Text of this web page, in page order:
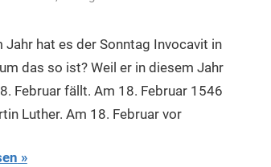
Jahr hat es der Sonntag Invocavit in
das so ist? Weil er in diesem Jahr
Februar fällt. Am 18. Februar 1546
Luther. Am 18. Februar vor